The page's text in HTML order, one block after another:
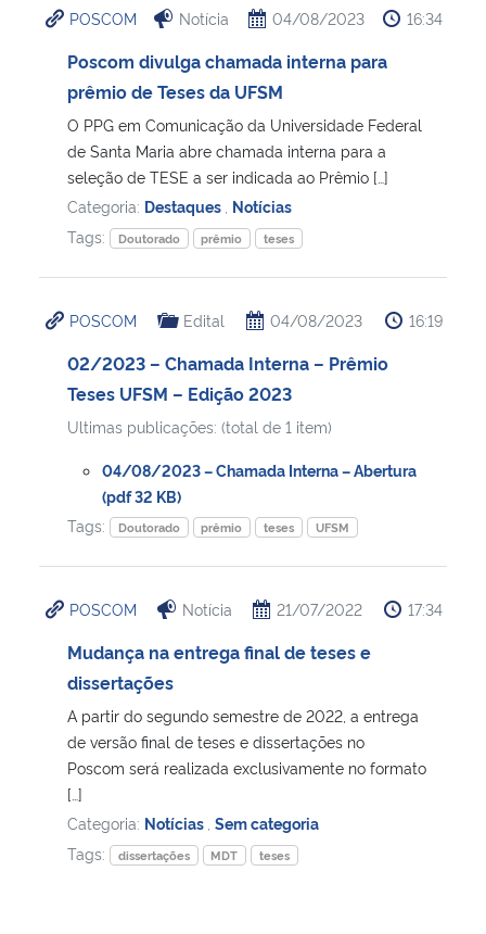
Ministério da Cidadania
Ministério de Minas e Energia
Ministério da Ciência, Tecnologia, Inovações e Comunicações
Ministério do Meio Ambiente
Ministério do Desenvolvimento Regional
Controladoria-Geral da União
Ministério da Mulher, da Família e dos Direitos Humanos
Secretaria-Geral
Gabinete de Segurança Institucional
Advocacia-Geral da União
Banco Central do Brasil
POSCOM Notícia 04/08/2023 16:34
Poscom divulga chamada interna para
prêmio de Teses da UFSM
O PPG em Comunicação da Universidade Federal
de Santa Maria abre chamada interna para a
seleção de TESE a ser indicada ao Prêmio […]
Categoria: Destaques Notícias
Tags:
Doutorado prêmio teses
POSCOM Edital 04/08/2023 16:19
02/2023 – Chamada Interna – Prêmio
Teses UFSM – Edição 2023
Ultimas publicações: (total de 1 item)
04/08/2023 – Chamada Interna – Abertura
(pdf 32 KB)
Tags:
Doutorado prêmio teses UFSM
POSCOM Notícia 21/07/2022 17:34
Mudança na entrega final de teses e
dissertações
A partir do segundo semestre de 2022, a entrega
de versão final de teses e dissertações no
Poscom será realizada exclusivamente no formato
[…]
Categoria: Notícias Sem categoria
Tags:
dissertações MDT teses